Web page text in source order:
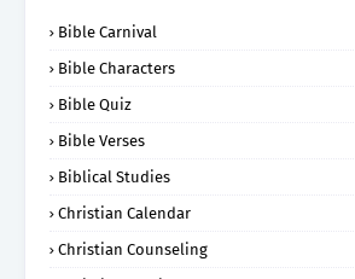
Bible Carnival
Bible Characters
Bible Quiz
Bible Verses
Biblical Studies
Christian Calendar
Christian Counseling